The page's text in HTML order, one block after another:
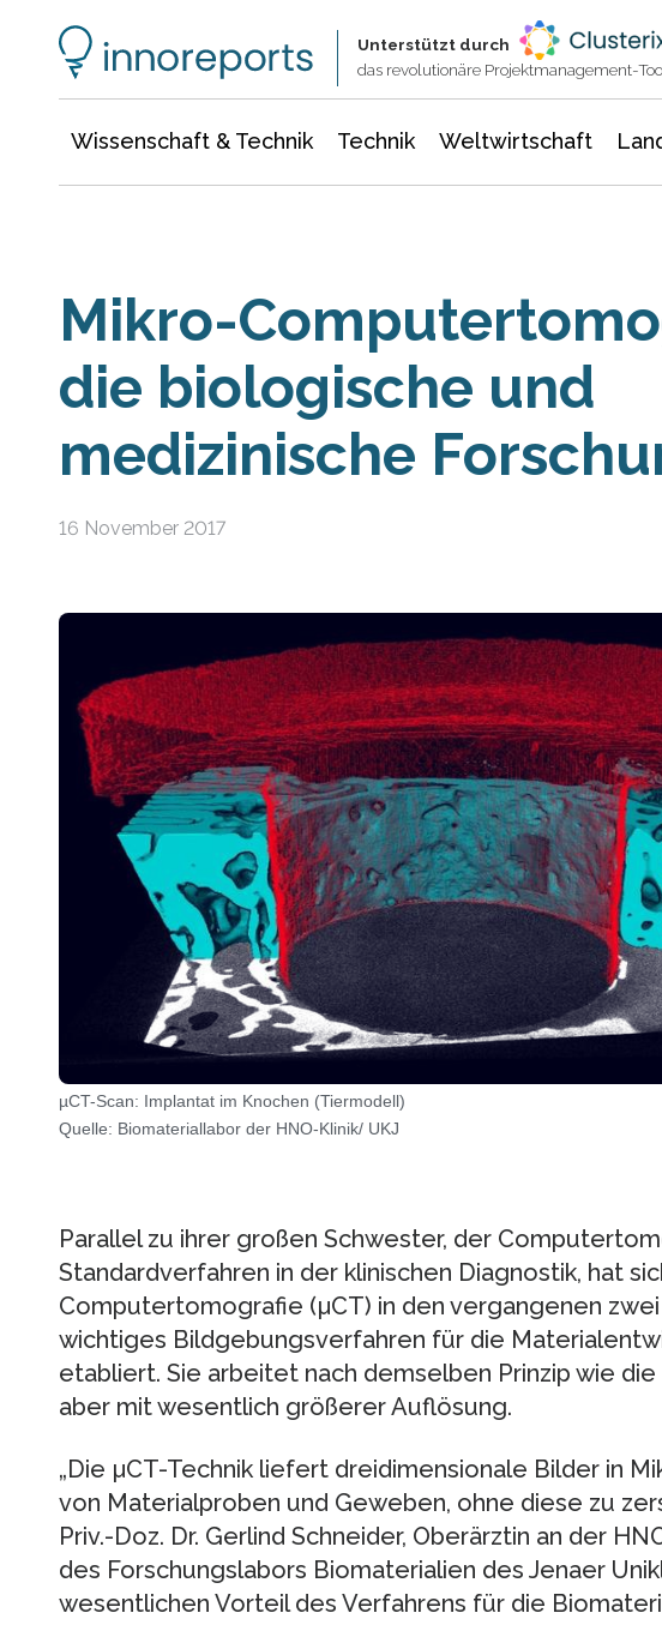
Unterstützt durch
das revolutionäre Projektmanagement-
Wissenschaft & Technik Technik Weltwirtschaft
Mikro-
die biologische und
medizinische
16 November 2017
µCT-Scan: Implantat im Knochen (Tiermodell)
Quelle: Biomateriallabor der HNO-Klinik/ UKJ
Parallel zu ihrer großen Schwester, der
Standardverfahren in der klinischen Diagnostik, hat
Computertomografie (µCT) in den vergangenen zwei
wichtiges Bildgebungsverfahren für die
etabliert. Sie arbeitet nach demselben Prinzip wie die
aber mit wesentlich größerer Auflösung.
„Die µCT-Technik liefert dreidimensionale Bilder in
von Materialproben und Geweben, ohne diese zu
Priv.-Doz. Dr. Gerlind Schneider, Oberärztin an der
des Forschungslabors Biomaterialien des Jenaer
wesentlichen Vorteil des Verfahrens für die